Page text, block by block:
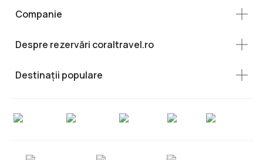
Companie
Despre rezervări coraltravel.ro
Destinații populare